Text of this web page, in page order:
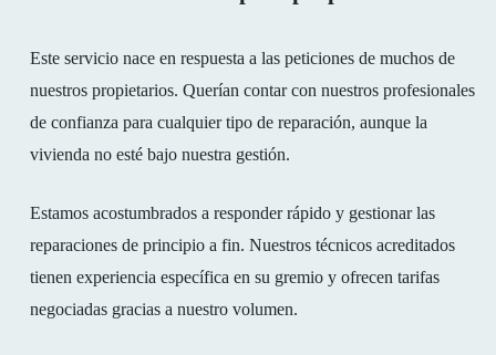
Este servicio nace en respuesta a las peticiones de muchos de
nuestros propietarios. Querían contar con nuestros profesionales
de confianza para cualquier tipo de reparación, aunque la
vivienda no esté bajo nuestra gestión.
Estamos acostumbrados a responder rápido y gestionar las
reparaciones de principio a fin. Nuestros técnicos acreditados
tienen experiencia específica en su gremio y ofrecen tarifas
negociadas gracias a nuestro volumen.